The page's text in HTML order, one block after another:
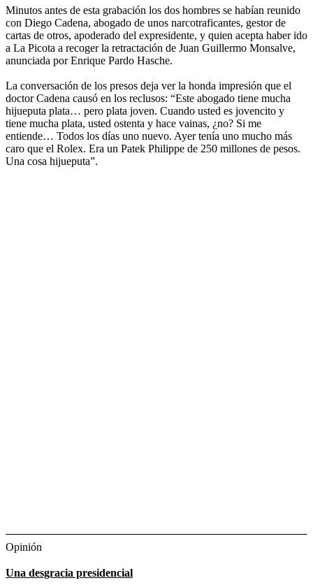
Minutos antes de esta grabación los dos hombres se habían reunido
con Diego Cadena, abogado de unos narcotraficantes, gestor de
cartas de otros, apoderado del expresidente, y quien acepta haber ido
a La Picota a recoger la retractación de Juan Guillermo Monsalve,
anunciada por Enrique Pardo Hasche.
La conversación de los presos deja ver la honda impresión que el
doctor Cadena causó en los reclusos: “Este abogado tiene mucha
hijueputa plata… pero plata joven. Cuando usted es jovencito y
tiene mucha plata, usted ostenta y hace vainas, ¿no? Si me
entiende… Todos los días uno nuevo. Ayer tenía uno mucho más
caro que el Rolex. Era un Patek Philippe de 250 millones de pesos.
Una cosa hijueputa”.
Opinión
Una desgracia presidencial